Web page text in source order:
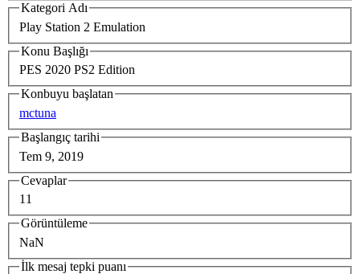
Kategori Adı
Play Station 2 Emulation
Konu Başlığı
PES 2020 PS2 Edition
Konbuyu başlatan
mctuna
Başlangıç tarihi
Tem 9, 2019
Cevaplar
11
Görüntüleme
NaN
İlk mesaj tepki puanı